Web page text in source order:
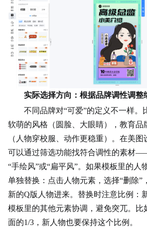
实际选择方向：根据品牌调性调整
不同品牌对“可爱”的定义不一样。
软萌的风格（圆脸、大眼睛），教育品
（人物穿校服、动作更稳重）。在美图
可以通过筛选功能找符合调性的素材
“手绘风”或“扁平风”。如果模板里的人
单独替换：点击人物元素，选择“删除”
新的Q版人物进来。替换时注意比例：
模板里的其他元素协调，避免突兀。比
面的1/3，新人物也要保持这个比例。